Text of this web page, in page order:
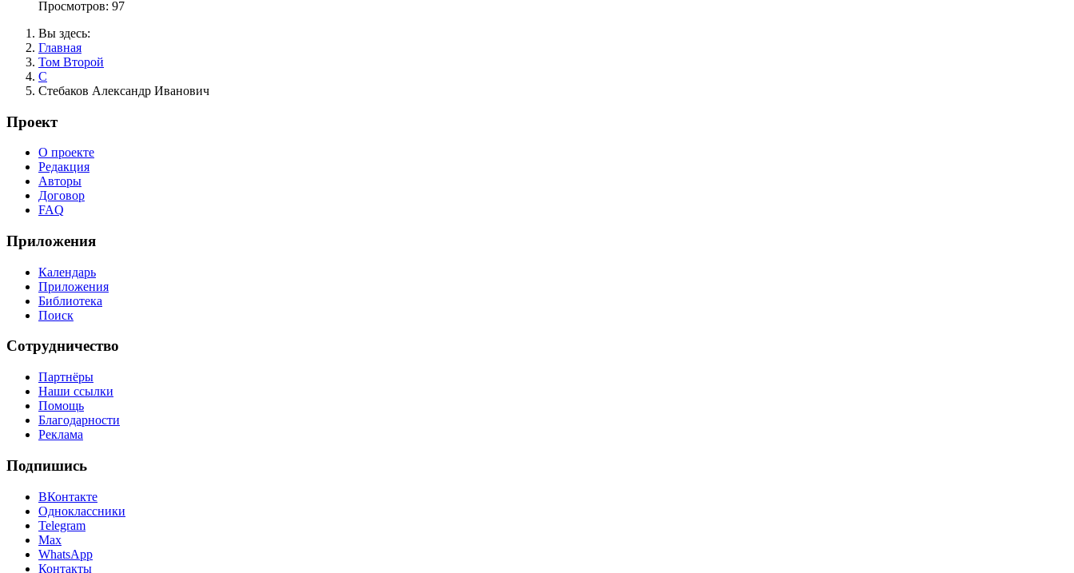
Просмотров: 97
Вы здесь:
Главная
Том Второй
С
Стебаков Александр Иванович
Проект
О проекте
Редакция
Авторы
Договор
FAQ
Приложения
Календарь
Приложения
Библиотека
Поиск
Сотрудничество
Партнёры
Наши ссылки
Помощь
Благодарности
Реклама
Подпишись
ВКонтакте
Одноклассники
Telegram
Max
WhatsApp
Контакты